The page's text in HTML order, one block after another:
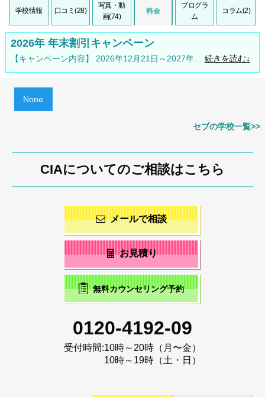
学校情報 口コミ(28)
写真・動
画(74)
料金
プログラ
ム
コラム(2)
2026年 年末割引キャンペーン
【キャンペーン内容】 2026年12月21日～2027年… 続きを読む↓
None
セブの学校一覧>>
CIAについてのご相談はこちら
メールで相談
お見積り
無料カウンセリング予約
0120-4192-09
受付時間:10時～20時（月〜金）
10時～19時（土・日）